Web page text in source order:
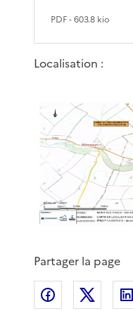
PDF- 603.8 kio
Localisation :
Partager la page
Partager sur